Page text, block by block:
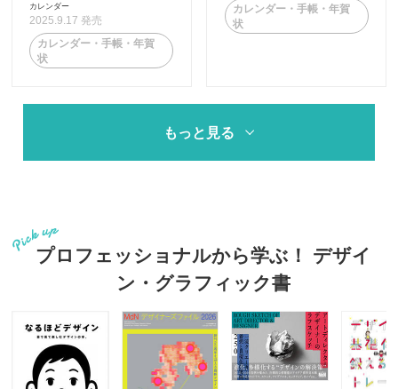
カレンダー
2025.9.17 発売
カレンダー・手帳・年賀
状
カレンダー・手帳・年賀
状
もっと見る
プロフェッショナルから学ぶ！ デザイ
ン・グラフィック書